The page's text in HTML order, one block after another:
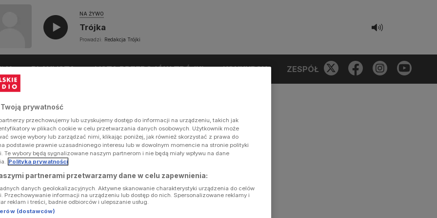
NA ŻYWO
Trójka
Prowadzi: Redakcja Trójki
PLAYLISTA LISTA PRZEBOJÓW TRÓJKI KONKURSY ZESPÓŁ
Twoją prywatność
przechowujemy lub uzyskujemy dostęp do informacji na urządzeniu, takich jak
w plikach cookie w celu przetwarzania danych osobowych. Użytkownik może
swoje wybory lub zarządzać nimi, klikając poniżej, jak również skorzystać z prawa do
podstawie prawnie uzasadnionego interesu lub w dowolnym momencie na stronie polityki
Te wybory będą sygnalizowane naszym partnerom i nie będą miały wpływu na dane
Polityka prywatności
partnerami przetwarzamy dane w celu zapewnienia:
danych geolokalizacyjnych. Aktywne skanowanie charakterystyki urządzenia do celów
Przechowywanie informacji na urządzeniu lub dostęp do nich. Spersonalizowane reklamy i
reklam i treści, badnie odbiorców i ulepszanie usług.
(dostawców)